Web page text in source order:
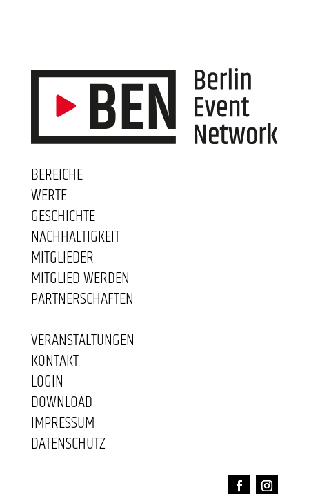
BEREICHE
WERTE
GESCHICHTE
NACHHALTIGKEIT
MITGLIEDER
MITGLIED WERDEN
PARTNERSCHAFTEN
VERANSTALTUNGEN
KONTAKT
LOGIN
DOWNLOAD
IMPRESSUM
DATENSCHUTZ